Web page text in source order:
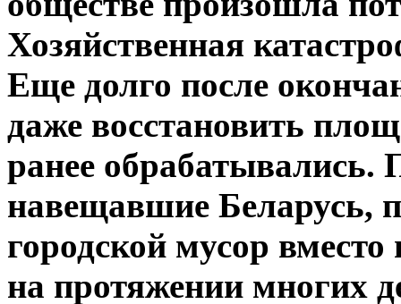
Хозяйственная
Еще долго после
даже восстановить
ранее обрабатывались.
навещавшие Беларусь,
городской мусор
на протяжении многих